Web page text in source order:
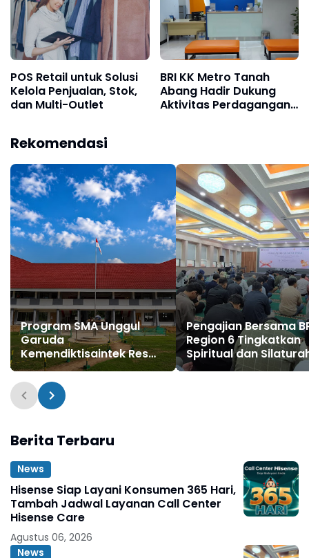
POS Retail untuk Solusi
Kelola Penjualan, Stok,
dan Multi-Outlet
BRI KK Metro Tanah
Abang Hadir Dukung
Aktivitas Perdagangan
Rekomendasi
Program SMA Unggul
Garuda
Kemendiktisaintek Resmi
Dimulai di Konawe
Selatan, PTPP Hadirkan
Fasilitas Pendidikan
Berkualitas
Pengajian Bersama
Region 6 Tingkatkan
Spiritual dan
Pekerja
Berita Terbaru
News
Hisense Siap Layani Konsumen 365 Hari,
Tambah Jadwal Layanan Call Center
Hisense Care
Agustus 06, 2026
News